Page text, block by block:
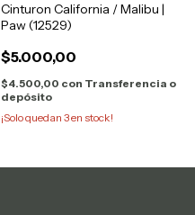
Cinturon California / Malibu |
Paw (12529)
$5.000,00
$4.500,00 con Transferencia o
depósito
¡Solo quedan 3en stock!